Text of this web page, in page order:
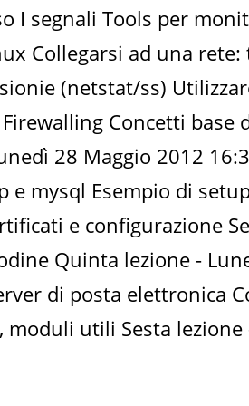
segnali Tools per
Collegarsi ad una
(netstat/ss)
Concetti
28 Maggio 2012
mysql Esempio di
e configurazione
Quinta lezione -
di posta elettronica
utili Sesta